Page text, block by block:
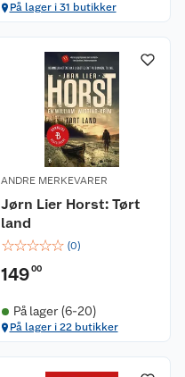
På lager i 31 butikker
ANDRE MERKEVARER
Jørn Lier Horst: Tørt
land
☆☆☆☆☆ (0)
14900
På lager (6-20)
På lager i 22 butikker